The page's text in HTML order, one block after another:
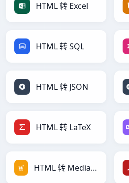
HTML 转 Excel
HTML 转 SQL
HTML 转 JSON
HTML 转 LaTeX
HTML 转 MediaWiki